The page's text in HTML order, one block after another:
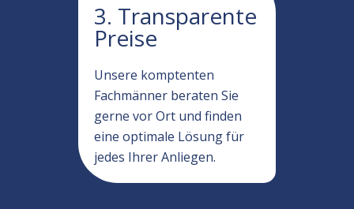
3. Transparente
Preise
Unsere komptenten
Fachmänner beraten Sie
gerne vor Ort und finden
eine optimale Lösung für
jedes Ihrer Anliegen.